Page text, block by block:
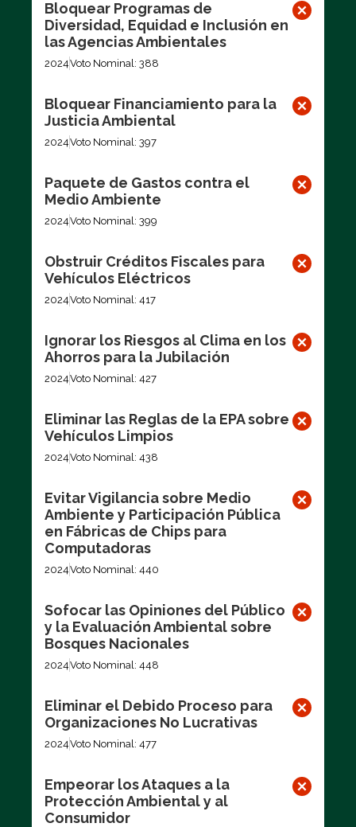
Bloquear Programas de
Diversidad, Equidad e Inclusión en
las Agencias Ambientales
2024Voto Nominal: 388
Bloquear Financiamiento para la
Justicia Ambiental
2024Voto Nominal: 397
Paquete de Gastos contra el
Medio Ambiente
2024Voto Nominal: 399
Obstruir Créditos Fiscales para
Vehículos Eléctricos
2024Voto Nominal: 417
Ignorar los Riesgos al Clima en los
Ahorros para la Jubilación
2024Voto Nominal: 427
Eliminar las Reglas de la EPA sobre
Vehículos Limpios
2024Voto Nominal: 438
Evitar Vigilancia sobre Medio
Ambiente y Participación Pública
en Fábricas de Chips para
Computadoras
2024Voto Nominal: 440
Sofocar las Opiniones del Público
y la Evaluación Ambiental sobre
Bosques Nacionales
2024Voto Nominal: 448
Eliminar el Debido Proceso para
Organizaciones No Lucrativas
2024Voto Nominal: 477
Empeorar los Ataques a la
Protección Ambiental y al
Consumidor